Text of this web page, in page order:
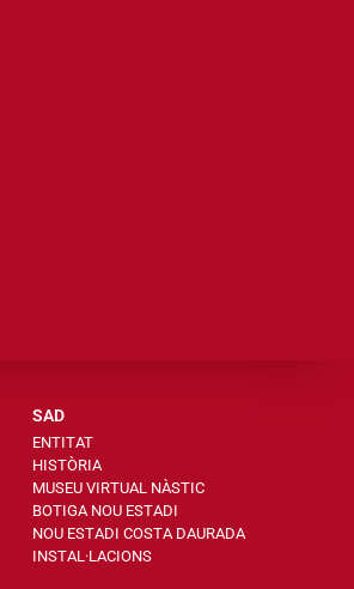
SAD
ENTITAT
HISTÒRIA
MUSEU VIRTUAL NÀSTIC
BOTIGA NOU ESTADI
NOU ESTADI COSTA DAURADA
INSTAL·LACIONS